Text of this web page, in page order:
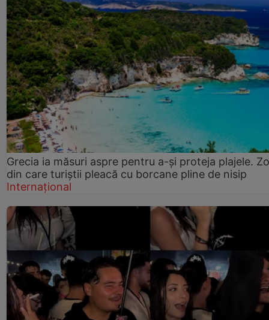
Grecia ia măsuri aspre pentru a-și proteja plajele.
din care turiștii pleacă cu borcane pline de nisip
Internațional